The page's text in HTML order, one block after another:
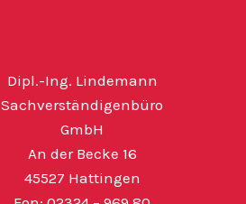
Dipl.-Ing. Lindemann
Sachverständigenbüro
GmbH
An der Becke 16
45527 Hattingen